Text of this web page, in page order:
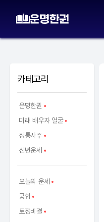
카테고리
운명한권
미래 배우자 얼굴
정통사주
신년운세
오늘의 운세
궁합
토정비결